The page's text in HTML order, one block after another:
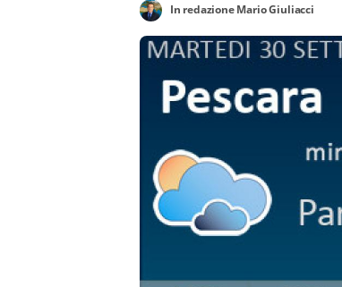
In redazione Mario Giuliacci